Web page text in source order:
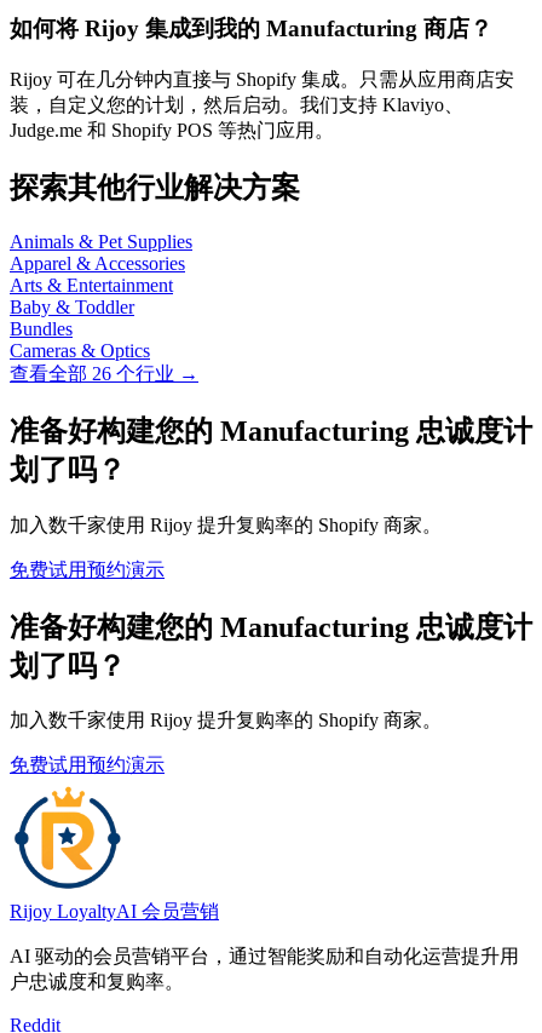
如何将 Rijoy 集成到我的 Manufacturing 商店？
Rijoy 可在几分钟内直接与 Shopify 集成。只需从应用商店安
装，自定义您的计划，然后启动。我们支持 Klaviyo、
Judge.me 和 Shopify POS 等热门应用。
探索其他行业解决方案
Animals & Pet Supplies
Apparel & Accessories
Arts & Entertainment
Baby & Toddler
Bundles
Cameras & Optics
查看全部 26 个行业 →
准备好构建您的 Manufacturing 忠诚度计
划了吗？
加入数千家使用 Rijoy 提升复购率的 Shopify 商家。
免费试用预约演示
准备好构建您的 Manufacturing 忠诚度计
划了吗？
加入数千家使用 Rijoy 提升复购率的 Shopify 商家。
免费试用预约演示
Rijoy LoyaltyAI 会员营销
AI 驱动的会员营销平台，通过智能奖励和自动化运营提升用
户忠诚度和复购率。
Reddit